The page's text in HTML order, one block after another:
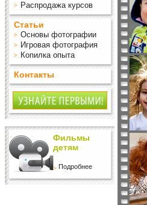
Распродажа курсов
Статьи
Основы фотографии
Игровая фотография
Копилка опыта
Контакты
Фильмы
детям
Подробнее